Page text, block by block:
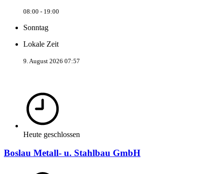
08:00 - 19:00
Sonntag
Lokale Zeit
9. August 2026 07:57
Heute geschlossen
Boslau Metall- u. Stahlbau GmbH